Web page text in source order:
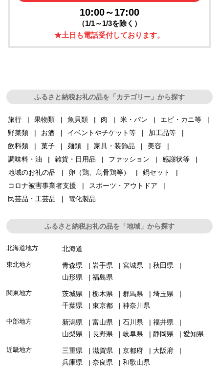
10:00～17:00
（1/1～1/3を除く）
★土日も電話受付しております。
ふるさと納税お礼の品を「カテゴリー」から探す
旅行 果物類 魚貝類 肉 米・パン
エビ・カニ等
野菜類
お酒 イベントやチケット等
加工品等
飲料類
菓子 麺類 家具・装飾品
美容
調味料・油
雑貨・日用品 ファッション
感謝状等
地域のお礼の品
卵（鶏、烏骨鶏等）
鍋セット
コロナ被害事業者支援
スポーツ・アウトドア
民芸品・工芸品
電化製品
ふるさと納税お礼の品を「地域」から探す
北海道地方 北海道
東北地方 青森県 岩手県 宮城県
秋田県
山形県
福島県
関東地方 茨城県 栃木県 群馬県
埼玉県
千葉県
東京都 神奈川県
中部地方 新潟県 富山県 石川県
福井県
山梨県
長野県 岐阜県 静岡県 愛知県
近畿地方 三重県 滋賀県 京都府
大阪府
兵庫県
奈良県 和歌山県